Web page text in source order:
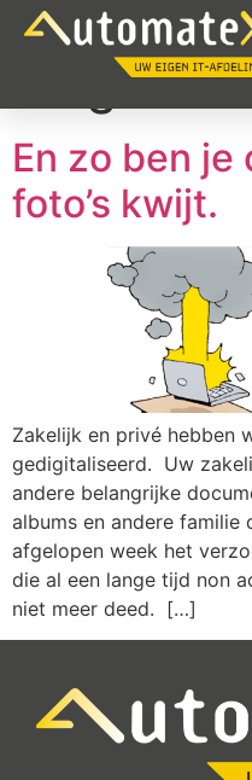
Dag:4
En zo ben je
foto’s kwijt.
Zakelijk en privé hebben
gedigitaliseerd. Uw
andere belangrijke
albums en andere
afgelopen week het
die al een lange tijd non
niet meer deed. […]